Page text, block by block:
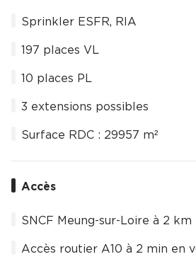
Sprinkler ESFR, RIA
197 places VL
10 places PL
3 extensions possibles
Surface RDC : 29957 m²
Accès
SNCF Meung-sur-Loire à 2 km
Accès routier A10 à 2 min en